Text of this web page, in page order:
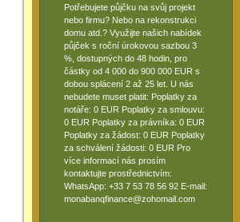
Potřebujete půjčku na svůj projekt
nebo firmu? Nebo na rekonstrukci
domu atd.? Využijte našich nabídek
půjček s roční úrokovou sazbou 3
%, dostupných do 48 hodin, pro
částky od 4 000 do 900 000 EUR s
dobou splácení 2 až 25 let. U nás
nebudete muset platit: Poplatky za
notáře: 0 EUR Poplatky za smlouvu:
0 EUR Poplatky za právníka: 0 EUR
Poplatky za žádost: 0 EUR Poplatky
za schválení žádosti: 0 EUR Pro
více informací nás prosím
kontaktujte prostřednictvím:
WhatsApp: +33 7 53 78 56 92 E-mail:
monabanqfinance@zohomail.com